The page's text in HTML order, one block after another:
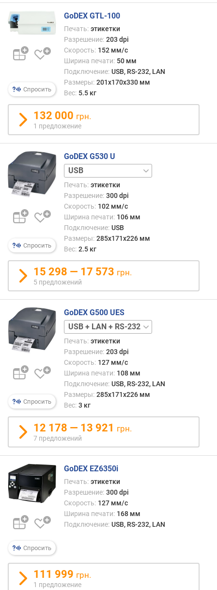
з
ш
е
н
п
е
ч
а
т
и
p
)
к
о
ч
е
с
т
в
о
с
и
в
о
о
в
р
я
у
к
о
о
с
т
ь
е
ч
а
т
и
Спросить
GoDEX GTL-100
Печать: этикетки
Разрешение: 203 dpi
Скорость: 152 мм/с
Ширина печати: 50 мм
Подключение: USB, RS-232, LAN
Размеры: 201х170х330 мм
Вес: 5.5 кг
132 000 грн.
1 предложение
Спросить
GoDEX G530 U
USB
+
LAN
+
RS-
232
Печать: этикетки
Разрешение: 300 dpi
Скорость: 102 мм/с
Ширина печати: 106 мм
Подключение: USB
Размеры: 285х171х226 мм
Вес: 2.5 кг
15 298 — 17 573 грн.
5 предложений
Спросить
GoDEX G500 UES
USB
Печать: этикетки
Разрешение: 203 dpi
Скорость: 127 мм/с
Ширина печати: 108 мм
Подключение: USB, RS-232, LAN
Размеры: 285х171х226 мм
Вес: 3 кг
12 178 — 13 921 грн.
7 предложений
Спросить
GoDEX EZ6350i
Печать: этикетки
Разрешение: 300 dpi
Скорость: 127 мм/с
Ширина печати: 168 мм
Подключение: USB, RS-232, LAN
111 999 грн.
1 предложение